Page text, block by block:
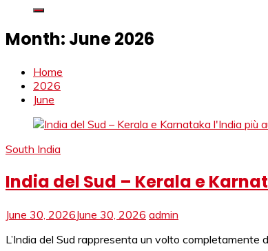
Month: June 2026
Home
2026
June
South India
India del Sud – Kerala e
June 30, 2026June 30, 2026 admin
L’India del Sud rappresenta un volto completamente